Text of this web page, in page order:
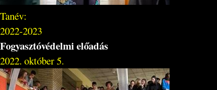
Tanév:
2022-2023
Fogyasztóvédelmi előadás
2022. október 5.